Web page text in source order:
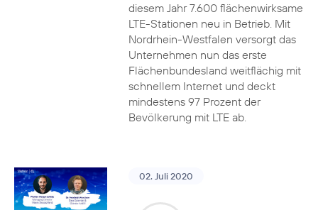
diesem Jahr 7.600 flächenwirksame
LTE-Stationen neu in Betrieb. Mit
Nordrhein-Westfalen versorgt das
Unternehmen nun das erste
Flächenbundesland weitflächig mit
schnellem Internet und deckt
mindestens 97 Prozent der
Bevölkerung mit LTE ab.
02. Juli 2020